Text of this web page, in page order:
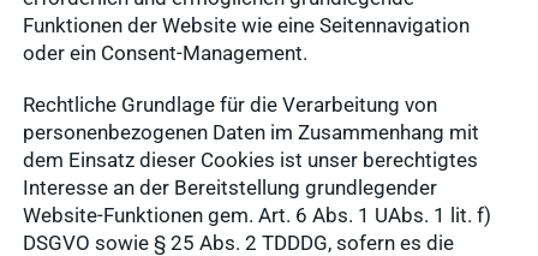
Funktionen der Website wie eine Seitennavigation
oder ein Consent-Management.
Rechtliche Grundlage für die Verarbeitung von
personenbezogenen Daten im Zusammenhang mit
dem Einsatz dieser Cookies ist unser berechtigtes
Interesse an der Bereitstellung grundlegender
Website-Funktionen gem. Art. 6 Abs. 1 UAbs. 1 lit. f)
DSGVO sowie § 25 Abs. 2 TDDDG, sofern es die